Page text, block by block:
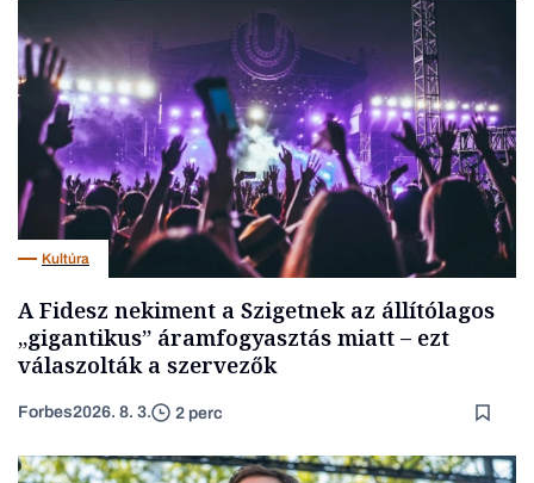
Kultúra
A Fidesz nekiment a Szigetnek az állítólagos
„gigantikus” áramfogyasztás miatt – ezt
válaszolták a szervezők
Forbes2026. 8. 3. 2 perc